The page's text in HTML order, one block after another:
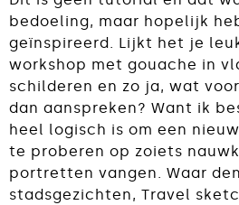
bedoeling, maar hopelijk
geïnspireerd. Lijkt het je
workshop met gouache in
schilderen en zo ja, wat
dan aanspreken? Want ik
heel logisch is om een
te proberen op zoiets
portretten vangen. Waar
stadsgezichten, Travel